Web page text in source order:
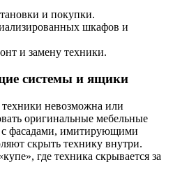
и покупки.
шкафов и
и замену техники.
системы и ящики
невозможна или
оригинальные мебельные
фасадами, имитирующими
скрыть технику внутри.
где техника скрывается за